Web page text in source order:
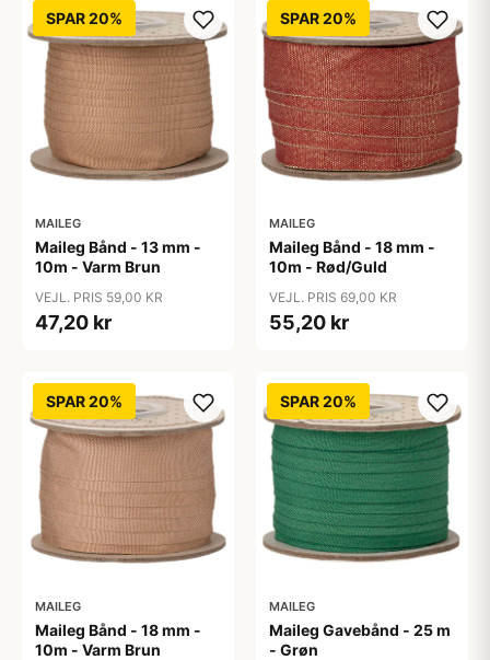
SPAR 20%
MAILEG
Maileg Bånd - 13 mm -
10m - Varm Brun
VEJL. PRIS 59,00 KR
47,20 kr
SPAR 20%
MAILEG
Maileg Bånd - 18 mm -
10m - Rød/Guld
VEJL. PRIS 69,00 KR
55,20 kr
SPAR 20%
MAILEG
Maileg Bånd - 18 mm -
10m - Varm Brun
SPAR 20%
MAILEG
Maileg Gavebånd - 25 m
- Grøn